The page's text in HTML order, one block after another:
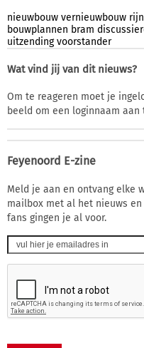
nieuwbouw vernieuwbouw
bouwplannen bram
uitzending voorstander
Wat vind jij van dit nieuws?
Om te reageren moet je
beeld om een loginnaam
Feyenoord E-zine
Meld je aan en ontvang elke
mailbox met al het nieuws en
fans gingen je al voor.